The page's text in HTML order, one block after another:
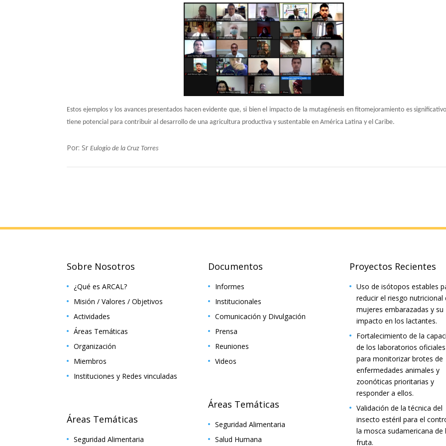
Estos ejemplos y los avances presentados hacen evidente que, si bien el impacto de la mutagénesis en fitomejoramiento es
tiene potencial para contribuir al desarrollo de una agricultura productiva y sustentable en América Latina y el Caribe.
Por: SrEulogio de la Cruz Torres
Sobre Nosotros
¿Qué es ARCAL?
Misión / Valores / Objetivos
Actividades
Áreas Temáticas
Organización
Miembros
Instituciones y Redes vinculadas
Áreas Temáticas
Seguridad Alimentaria
Documentos
Informes
Institucionales
Comunicación y Divulgación
Prensa
Reuniones
Videos
Áreas Temáticas
Seguridad Alimentaria
Salud Humana
Proyectos Recientes
Uso de isótopos estables
reducir el riesgo nutricional
mujeres embarazadas y su
impacto en los lactantes.
Fortalecimiento de la
de los laboratorios oficiales
para monitorizar brotes de
enfermedades animales y
zoonóticas prioritarias y
responder a ellos.
Validación de la técnica del
insecto estéril para el
la mosca sudamericana de
fruta.